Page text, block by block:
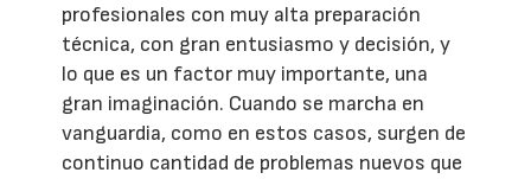
profesionales con muy alta preparación
técnica, con gran entusiasmo y decisión, y
lo que es un factor muy importante, una
gran imaginación. Cuando se marcha en
vanguardia, como en estos casos, surgen de
continuo cantidad de problemas nuevos que